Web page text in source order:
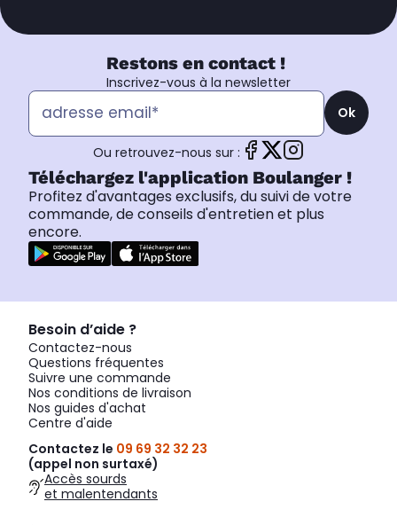
Restons en contact !
Inscrivez-vous à la newsletter
Ok
Ou retrouvez-nous sur :
Téléchargez l'application Boulanger !
Profitez d'avantages exclusifs, du suivi de votre
commande, de conseils d'entretien et plus
encore.
Besoin d’aide ?
Contactez-nous
Questions fréquentes
Suivre une commande
Nos conditions de livraison
Nos guides d'achat
Centre d'aide
Contactez le 09 69 32 32 23
(appel non surtaxé)
Accès sourds
et malentendants